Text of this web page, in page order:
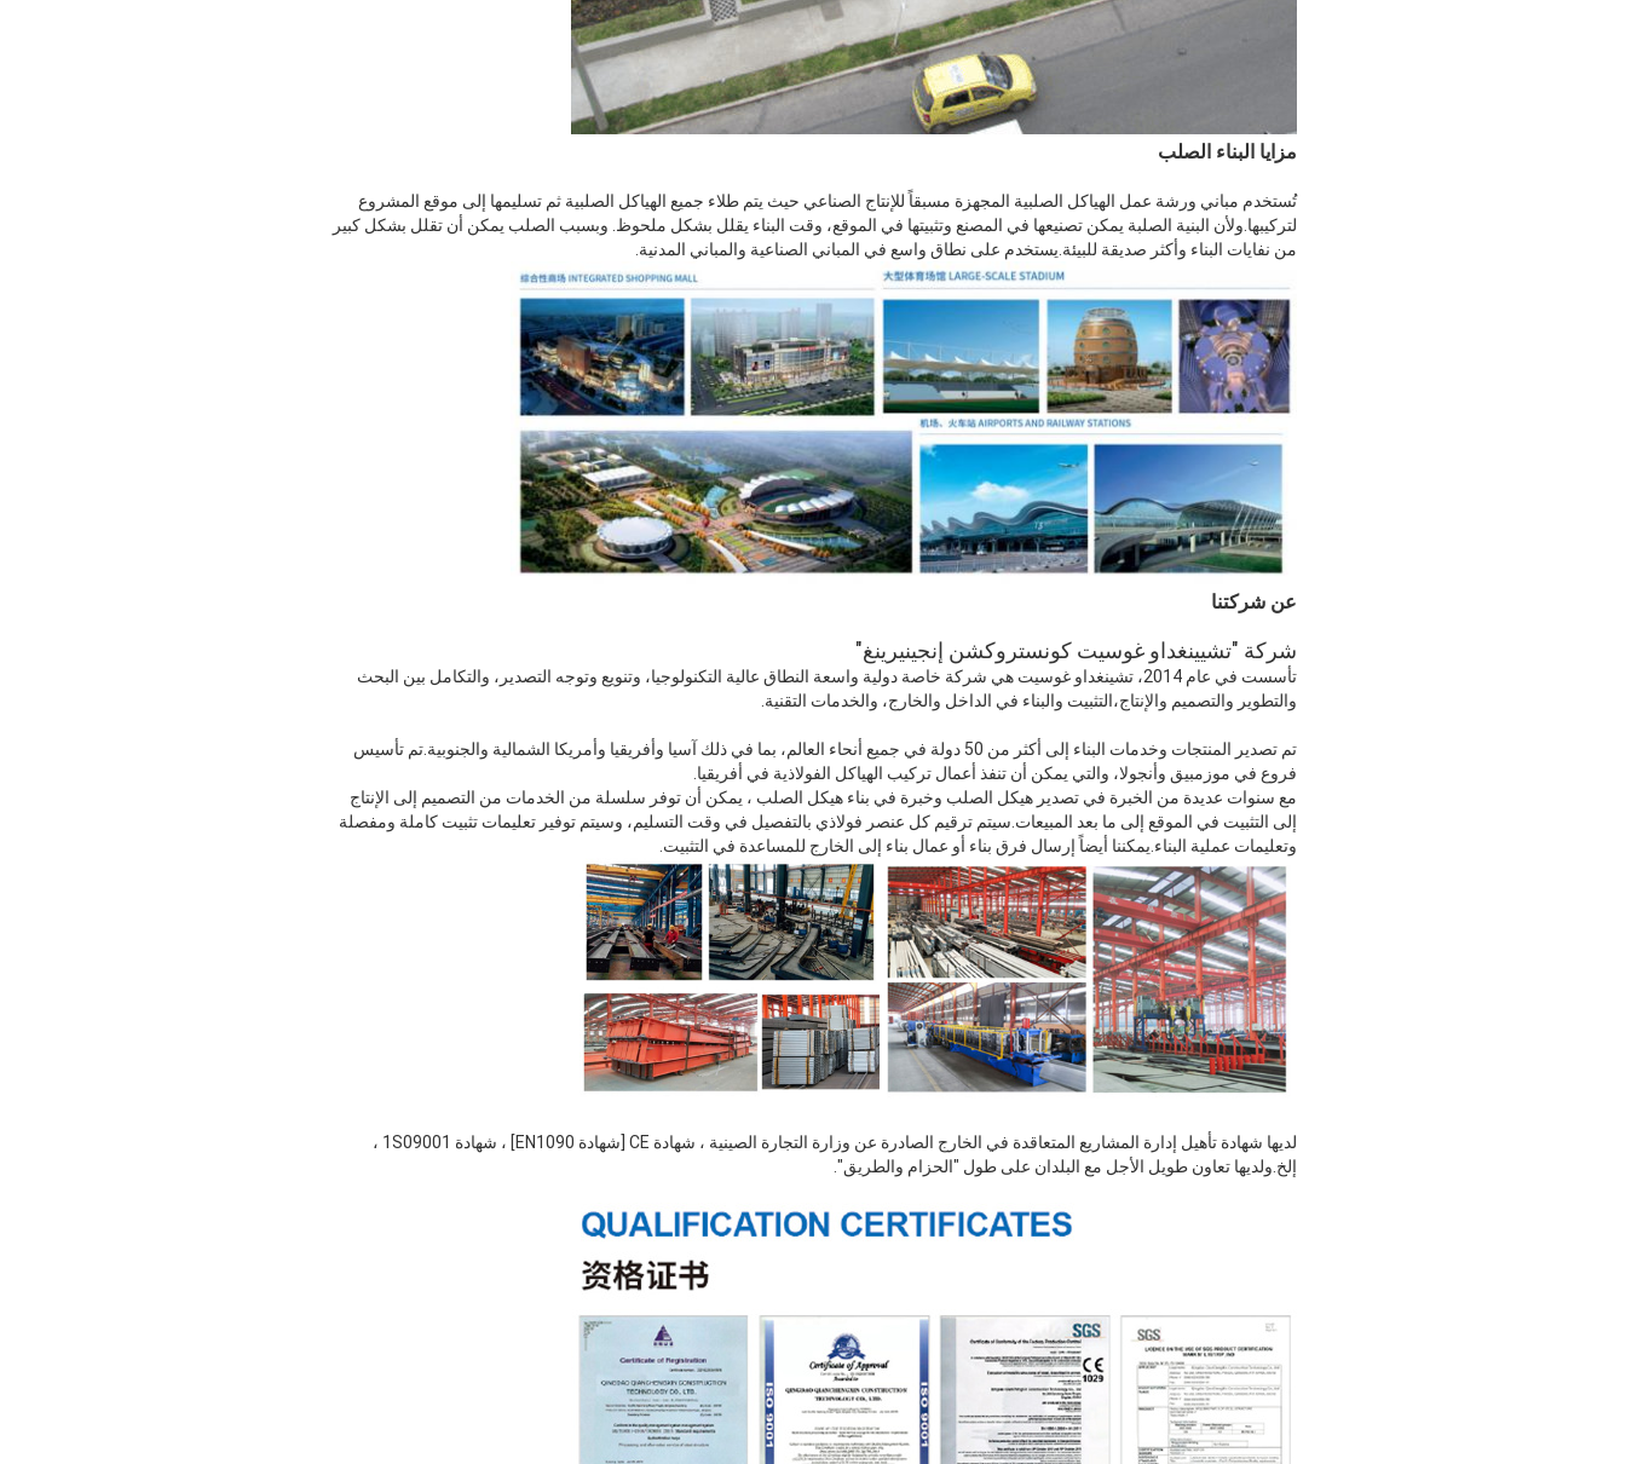
مزايا البناء الصلب
تُستخدم مباني ورشة عمل الهياكل الصلبية المجهزة مسبقاً للإنتاج الصناعي حيث يتم طلاء جميع الهياكل الصلبية ثم تسليمها إلى موقع المشروع
لتركيبها.ولأن البنية الصلبة يمكن تصنيعها في المصنع وتثبيتها في الموقع، وقت البناء يقلل بشكل ملحوظ. وبسبب الصلب يمكن أن تقلل بشكل كبير
من نفايات البناء وأكثر صديقة للبيئة.يستخدم على نطاق واسع في المباني الصناعية والمباني المدنية.
عن شركتنا
شركة "تشيينغداو غوسيت كونستروكشن إنجينيرينغ"
تأسست في عام 2014، تشينغداو غوسيت هي شركة خاصة دولية واسعة النطاق عالية التكنولوجيا، وتنويع وتوجه التصدير، والتكامل بين البحث
والتطوير والتصميم والإنتاج،التثبيت والبناء في الداخل والخارج، والخدمات التقنية.
تم تصدير المنتجات وخدمات البناء إلى أكثر من 50 دولة في جميع أنحاء العالم، بما في ذلك آسيا وأفريقيا وأمريكا الشمالية والجنوبية.تم تأسيس
فروع في موزمبيق وأنجولا، والتي يمكن أن تنفذ أعمال تركيب الهياكل الفولاذية في أفريقيا.
مع سنوات عديدة من الخبرة في تصدير هيكل الصلب وخبرة في بناء هيكل الصلب ، يمكن أن توفر سلسلة من الخدمات من التصميم إلى الإنتاج
إلى التثبيت في الموقع إلى ما بعد المبيعات.سيتم ترقيم كل عنصر فولاذي بالتفصيل في وقت التسليم، وسيتم توفير تعليمات تثبيت كاملة ومفصلة
وتعليمات عملية البناء.يمكننا أيضاً إرسال فرق بناء أو عمال بناء إلى الخارج للمساعدة في التثبيت.
لديها شهادة تأهيل إدارة المشاريع المتعاقدة في الخارج الصادرة عن وزارة التجارة الصينية ، شهادة CE [شهادة EN1090] ، شهادة 1S09001 ،
إلخ.ولديها تعاون طويل الأجل مع البلدان على طول "الحزام والطريق".